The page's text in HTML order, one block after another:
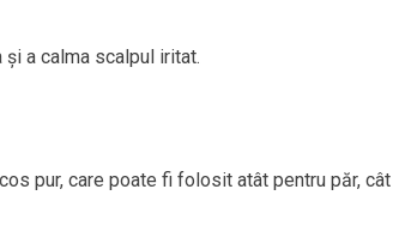
a calma scalpul iritat.
pur, care poate fi folosit atât pentru păr, cât